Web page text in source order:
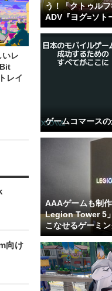
いレ
レイ
向け
う！「クトゥル
ADV『ヨグ=ソト
ゲームコマース
AAAゲームも制
Legion Tower 5
こなせるゲーミ